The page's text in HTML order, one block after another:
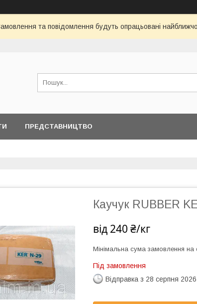
та повідомлення будуть опрацьовані
ПРЕДСТАВНИЦТВО
Каучук RUBBER
від 240 ₴/кг
Мінімальна сума замовлення на
Під замовлення
Відправка з 28 серпня 2026